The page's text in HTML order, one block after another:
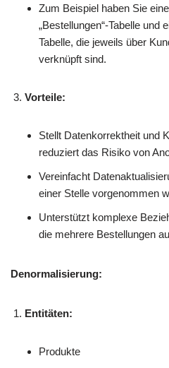
Zum Beispiel haben Sie
„Bestellungen“-Tabelle und
Tabelle, die jeweils über
verknüpft sind.
Vorteile:
Stellt Datenkorrektheit und
reduziert das Risiko von
Vereinfacht
einer Stelle vorgenommen
Unterstützt komplexe
die mehrere Bestellungen
Denormalisierung:
Entitäten:
Produkte